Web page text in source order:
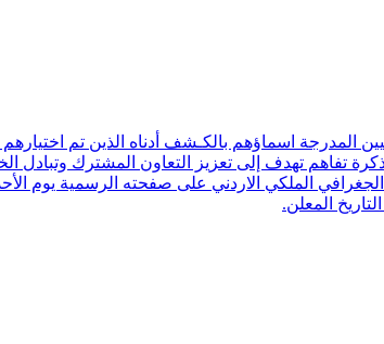
المدرجة اسماؤهم بالكـشف أدناه الذين تم
تفاهم تهدف إلى تعزيز التعاون المشترك وتبادل